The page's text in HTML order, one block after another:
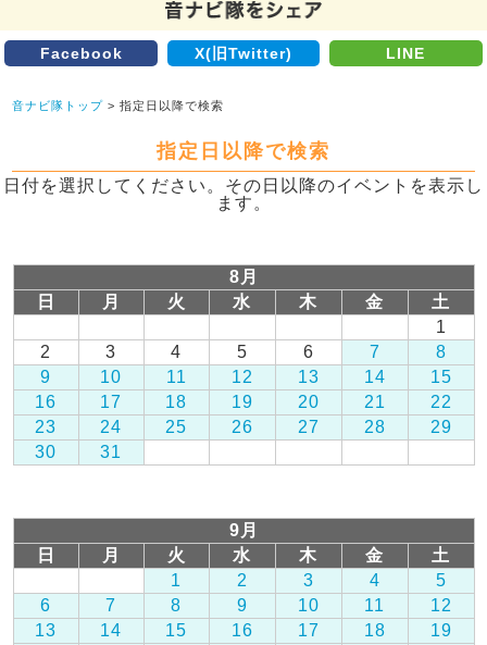
Facebook X(旧Twitter) LINE
音ナビ隊トップ > 指定日以降で検索
指定日以降で検索
日付を選択してください。その日以降のイベントを表示し
ます。
8月
日
月 火 水 木 金
土
1
2
3 4 5 6 7
8
9
10 11 12 13 14
15
16
17 18 19 20 21
22
23
24 25 26 27 28
29
30
31
9月
日
月 火 水 木 金
土
1
2 3 4
5
6
7 8 9 10 11
12
13
14 15 16 17 18
19